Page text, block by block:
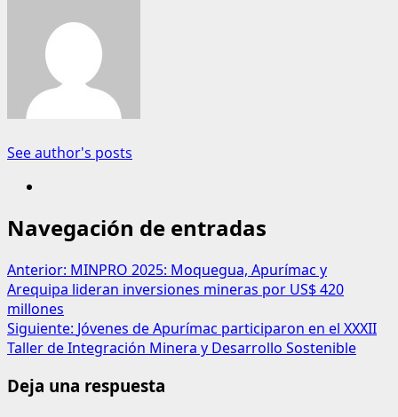
See author's posts
Navegación de entradas
Anterior: MINPRO 2025: Moquegua, Apurímac y
Arequipa lideran inversiones mineras por US$ 420
millones
Siguiente: Jóvenes de Apurímac participaron en el XXXII
Taller de Integración Minera y Desarrollo Sostenible
Deja una respuesta